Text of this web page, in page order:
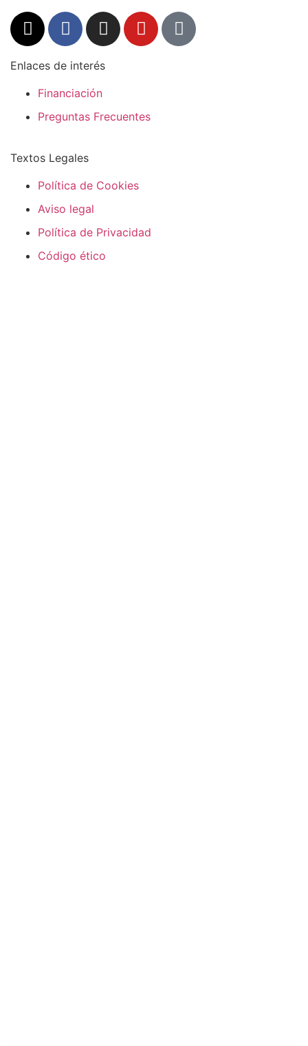
Enlaces de interés
Financiación
Preguntas Frecuentes
Textos Legales
Política de Cookies
Aviso legal
Política de Privacidad
Código ético